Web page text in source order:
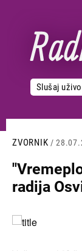
sadržaj
Slušaj uživo
ZVORNIK /
radija
Slika